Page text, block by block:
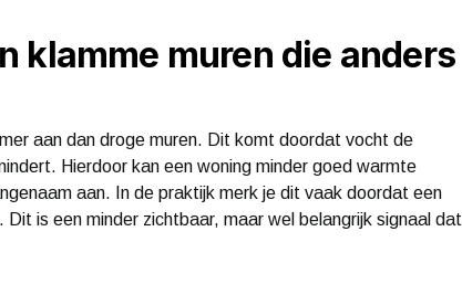
klamme muren die anders
aan dan droge muren. Dit komt doordat vocht de
Hierdoor kan een woning minder goed warmte
aan. In de praktijk merk je dit vaak doordat een
is een minder zichtbaar, maar wel belangrijk signaal dat